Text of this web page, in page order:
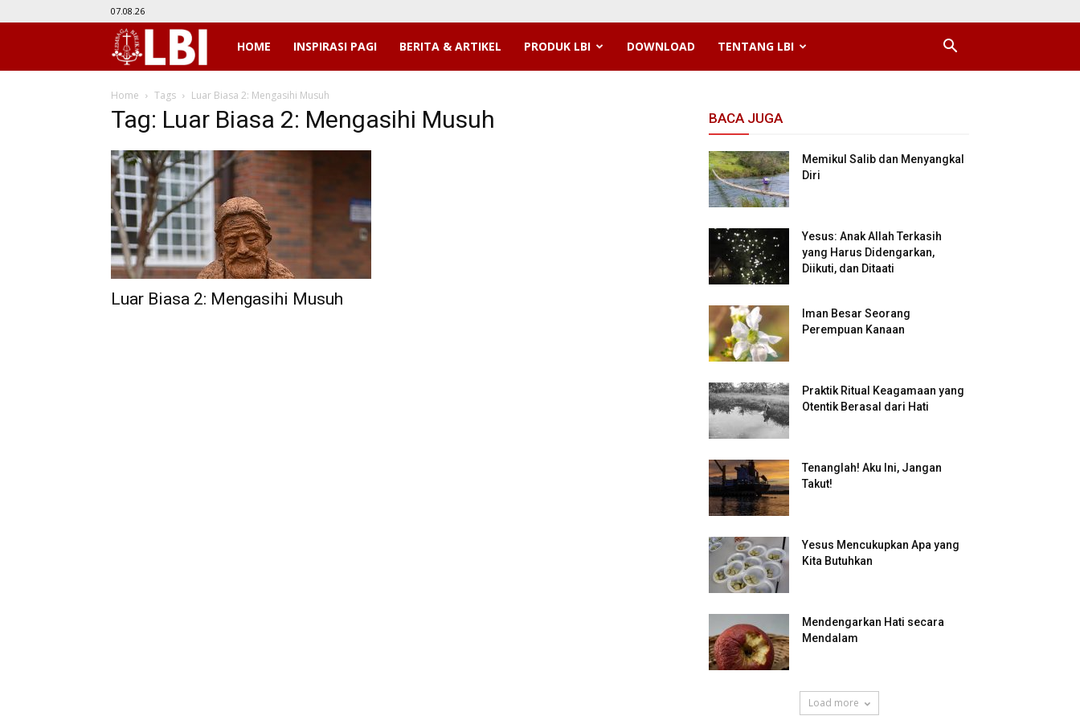
07.08.26
LBIHOME INSPIRASI PAGI BERITA & ARTIKEL PRODUK LBI DOWNLOAD TENTANG LBI
Home Tags Luar Biasa 2: Mengasihi Musuh
Tag: Luar Biasa 2: Mengasihi Musuh
Luar Biasa 2: Mengasihi Musuh
BACA JUGA
Memikul Salib dan Menyangkal
Diri
Yesus: Anak Allah Terkasih
yang Harus Didengarkan,
Diikuti, dan Ditaati
Iman Besar Seorang
Perempuan Kanaan
Praktik Ritual Keagamaan yang
Otentik Berasal dari Hati
Tenanglah! Aku Ini, Jangan
Takut!
Yesus Mencukupkan Apa yang
Kita Butuhkan
Mendengarkan Hati secara
Mendalam
Load more